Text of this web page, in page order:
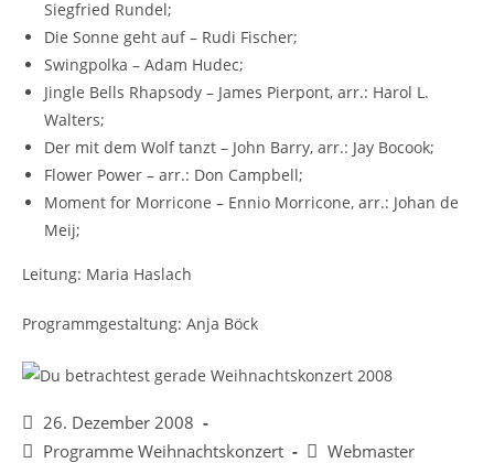
Siegfried Rundel;
Die Sonne geht auf – Rudi Fischer;
Swingpolka – Adam Hudec;
Jingle Bells Rhapsody – James Pierpont, arr.: Harol L.
Walters;
Der mit dem Wolf tanzt – John Barry, arr.: Jay Bocook;
Flower Power – arr.: Don Campbell;
Moment for Morricone – Ennio Morricone, arr.: Johan de
Meij;
Leitung: Maria Haslach
Programmgestaltung: Anja Böck
Beitrag
veröffentlicht:
26. Dezember 2008
Beitrags-
Programme Weihnachtskonzert
Beitrags-
Webmaster